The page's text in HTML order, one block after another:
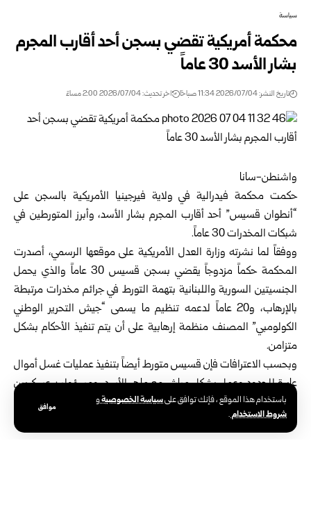
باستخدام هذا الموقع ، فإنك توافق علىسياسة الخصوصيةو
شروط الاستخدام.
موافق
سياسة
محكمة أمريكية تقضي بسجن أحد أقارب المجرم
بشار الأسد 30 عاماً
تاريخ النشر: 2026/07/04 11:34 صباحًا اخر تحديث: 2026/07/04 2:00 مساءً
واشنطن-سانا
حكمت محكمة فيدرالية في ولاية فيرجينيا الأمريكية بالسجن على
“أنطوان قسيس” أحد أقارب المجرم بشار الأسد، وأبرز المتورطين في
شبكات المخدرات 30 عاماً.
ووفقاً لما نشرته وزارة العدل الأمريكية على موقعها الرسمي، أصدرت
المحكمة حكماً مزدوجاً يقضي بسجن قسيس 30 عاماً والذي يحمل
الجنسيتين السورية واللبنانية بتهمة التورط في جرائم مخدرات مرتبطة
بالإرهاب، و20 عاماً لدعمه تنظيم ما يسمى “جيش التحرير الوطني
الكولومبي” المصنف منظمة إرهابية على أن يتم تنفيذ الأحكام بشكل
متزامن.
وبحسب الاعترافات فإن قسيس متورط أيضاً بتنفيذ عمليات غسل أموال
عابرة للحدود وعمل بشكل مباشر مع ماهر الأسد، ومسؤولين عسكريين
كبار في النظام البائد لإتمام صفقات تهريب الأسلحة والمخدرات.
صفقات مخدرات وأسلحة على مستوى دولي